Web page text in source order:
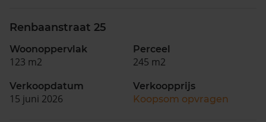
Renbaanstraat 25
Woonoppervlak
123 m2
Perceel
245 m2
Verkoopdatum
15 juni 2026
Verkoopprijs
Koopsom opvragen